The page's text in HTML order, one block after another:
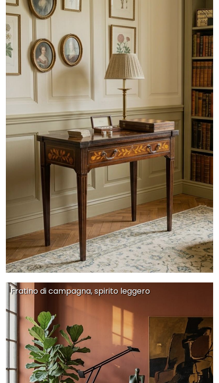
Fratino di campagna, spirito leggero